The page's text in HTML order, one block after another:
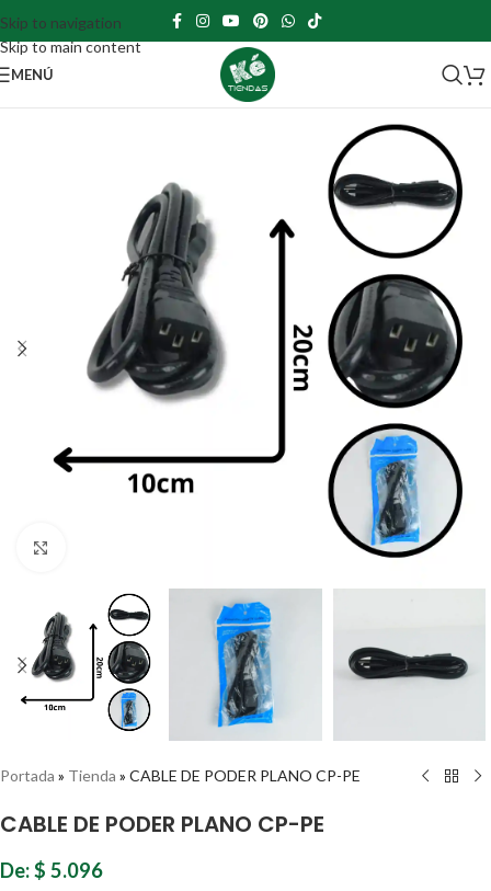
Skip to navigation
Skip to main content
MENÚ
Portada » Tienda » CABLE DE PODER PLANO CP-PE
CABLE DE PODER PLANO CP-PE
De:$ 5.096